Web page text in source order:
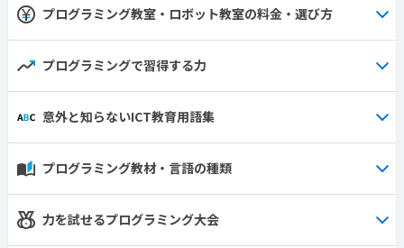
プログラミング教室・ロボット教室の料金・選び方
プログラミングで習得する力
意外と知らないICT教育用語集
プログラミング教材・言語の種類
力を試せるプログラミング大会